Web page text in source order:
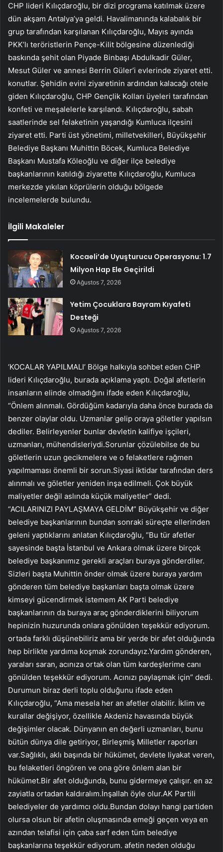
CHP lideri Kılıçdaroğlu, bir dizi programa katılmak üzere
dün akşam Antalya’ya geldi. Havalimanında kalabalık bir
grup tarafından karşılanan Kılıçdaroğlu, Mayıs ayında
PKK’lı teröristlerin Pençe-Kilit bölgesine düzenlediği
baskında şehit olan Piyade Binbaşı Abdulkadir Güler,
Mesut Güler ve annesi Berrin Güler’i evlerinde ziyaret etti.
konutlar. Şehidin evini ziyaretinin ardından kalacağı otele
giden Kılıçdaroğlu, CHP Gençlik Kolları üyeleri tarafından
konfeti ve meşalelerle karşılandı. Kılıçdaroğlu, sabah
saatlerinde sel felaketinin yaşandığı Kumluca ilçesini
ziyaret etti. Parti üst yönetimi, milletvekilleri, Büyükşehir
Belediye Başkanı Muhittin Böcek, Kumluca Belediye
Başkanı Mustafa Köleoğlu ve diğer ilçe belediye
başkanlarının katıldığı ziyarette Kılıçdaroğlu, Kumluca
merkezde yıkılan köprülerin olduğu bölgede
incelemelerde bulundu.
İlgili Makaleler
Kocaeli’de Uyuşturucu Operasyonu: 1.7
Milyon Hap Ele Geçirildi
Ağustos 7, 2026
Yetim Çocuklara Bayram Kıyafeti
Desteği
Ağustos 7, 2026
‘KOCALAR YAPILMALI’ Bölge halkıyla sohbet eden CHP
lideri Kılıçdaroğlu, burada açıklama yaptı. Doğal afetlerin
insanların elinde olmadığını ifade eden Kılıçdaroğlu,
“Önlem alınmalı. Gördüğüm kadarıyla daha önce burada da
benzer olaylar oldu. Uzmanlar gelip oraya göletler yapılsın
dediler. Belirleyenler bunlar devletin kalifiye işçileri,
uzmanları, mühendisleriydi.Sorunlar çözülebilse de bu
göletlerin uzun gecikmelere ve o felaketlere rağmen
yapılmaması önemli bir sorun.Siyasi iktidar tarafından ders
alınmalı ve göletler yeniden inşa edilmeli. Çok büyük
maliyetler değil aslında küçük maliyetler” dedi.
“ACILARINIZI PAYLAŞMAYA GELDİM” Büyükşehir ve diğer
belediye başkanlarının bundan sonraki süreçte ellerinden
geleni yaptıklarını anlatan Kılıçdaroğlu, “Bu tür afetler
sayesinde başta İstanbul ve Ankara olmak üzere birçok
belediye başkanımız gerekli araçları buraya gönderdiler.
Sizleri başta Muhittin önder olmak üzere buraya yardım
gönderen tüm belediye başkanları başta olmak üzere
kimseyi gücendirmek istemem AK Parti belediye
başkanlarının da buraya araç gönderdiklerini biliyorum
hepinizin huzurunda onlara gönülden teşekkür ediyorum.
ortada farklı düşünebiliriz ama bir yerde bir afet olduğunda
hep birlikte yardıma koşmak zorundayız.Yardım gönderen,
yaraları saran, acınıza ortak olan tüm kardeşlerime canı
gönülden teşekkür ediyorum. Acınızı paylaşmak için” dedi.
Durumun biraz derli toplu olduğunu ifade eden
Kılıçdaroğlu, “Ama mesela her an afetler olabilir. İklim ve
kurallar değişiyor, özellikle Akdeniz havasında büyük
değişimler olacak. Dünyanın en değerli uzmanları, bunu
bütün dünya dile getiriyor, Birleşmiş Milletler raporları
var.Sağlıklı, aklı başında bir hükümet, devlete liyakat veren,
bu felaketleri öngören ve ona göre önlem alan bir
hükümet.Bir afet olduğunda, bunu gidermeye çalışır. en az
zayiatla ortadan kaldıralım.İnşallah öyle olur.AK Partili
belediyeler de yardımcı oldu.Bundan dolayı hangi partiden
olursa olsun bir afetin oluşmasında emeği geçen veya en
azından telafisi için çaba sarf eden tüm belediye
başkanlarına teşekkür ediyorum. afetin neden olduğu